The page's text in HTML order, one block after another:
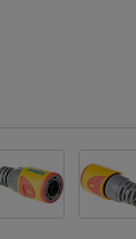
imageView larger